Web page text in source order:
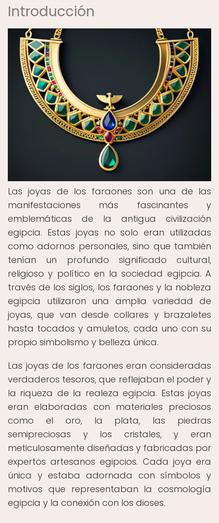
Introducción
Las joyas de los faraones son una de las
manifestaciones más fascinantes y
emblemáticas de la antigua civilización
egipcia. Estas joyas no solo eran utilizadas
como adornos personales, sino que también
tenían un profundo significado cultural,
religioso y político en la sociedad egipcia. A
través de los siglos, los faraones y la nobleza
egipcia utilizaron una amplia variedad de
joyas, que van desde collares y brazaletes
hasta tocados y amuletos, cada uno con su
propio simbolismo y belleza única.
Las joyas de los faraones eran consideradas
verdaderos tesoros, que reflejaban el poder y
la riqueza de la realeza egipcia. Estas joyas
eran elaboradas con materiales preciosos
como el oro, la plata, las piedras
semipreciosas y los cristales, y eran
meticulosamente diseñadas y fabricadas por
expertos artesanos egipcios. Cada joya era
única y estaba adornada con símbolos y
motivos que representaban la cosmología
egipcia y la conexión con los dioses.